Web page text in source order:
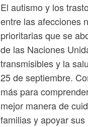
El autismo y los
entre las afecciones
prioritarias que se
de las Naciones
transmisibles y la
25 de septiembre.
más para
mejor manera de
familias y apoyar